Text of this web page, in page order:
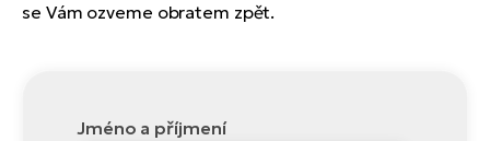
se Vám ozveme obratem zpět.
Jméno a příjmení